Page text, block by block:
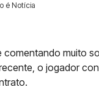
é Notícia
comentando muito
o jogador